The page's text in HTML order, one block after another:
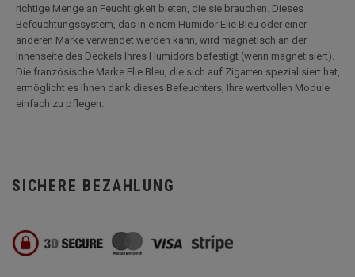
richtige Menge an Feuchtigkeit bieten, die sie brauchen. Dieses
Befeuchtungssystem, das in einem Humidor Elie Bleu oder einer
anderen Marke verwendet werden kann, wird magnetisch an der
Innenseite des Deckels Ihres Humidors befestigt (wenn magnetisiert).
Die französische Marke Elie Bleu, die sich auf Zigarren spezialisiert hat,
ermöglicht es Ihnen dank dieses Befeuchters, Ihre wertvollen Module
einfach zu pflegen.
SICHERE BEZAHLUNG